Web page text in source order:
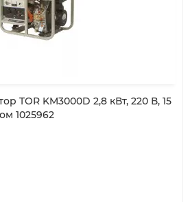
TOR KM3000D 2,8 кВт, 220 В, 15
1025962